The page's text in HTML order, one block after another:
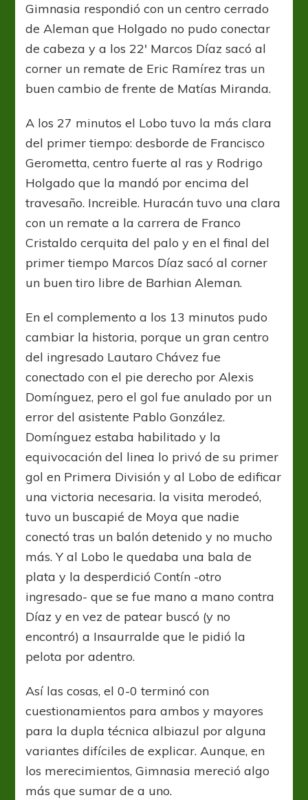
Gimnasia respondió con un centro cerrado
de Aleman que Holgado no pudo conectar
de cabeza y a los 22′ Marcos Díaz sacó al
corner un remate de Eric Ramírez tras un
buen cambio de frente de Matías Miranda.
A los 27 minutos el Lobo tuvo la más clara
del primer tiempo: desborde de Francisco
Gerometta, centro fuerte al ras y Rodrigo
Holgado que la mandó por encima del
travesaño. Increible. Huracán tuvo una clara
con un remate a la carrera de Franco
Cristaldo cerquita del palo y en el final del
primer tiempo Marcos Díaz sacó al corner
un buen tiro libre de Barhian Aleman.
En el complemento a los 13 minutos pudo
cambiar la historia, porque un gran centro
del ingresado Lautaro Chávez fue
conectado con el pie derecho por Alexis
Domínguez, pero el gol fue anulado por un
error del asistente Pablo González.
Domínguez estaba habilitado y la
equivocación del linea lo privó de su primer
gol en Primera División y al Lobo de edificar
una victoria necesaria. la visita merodeó,
tuvo un buscapié de Moya que nadie
conectó tras un balón detenido y no mucho
más. Y al Lobo le quedaba una bala de
plata y la desperdició Contín -otro
ingresado- que se fue mano a mano contra
Díaz y en vez de patear buscó (y no
encontró) a Insaurralde que le pidió la
pelota por adentro.
Así las cosas, el 0-0 terminó con
cuestionamientos para ambos y mayores
para la dupla técnica albiazul por alguna
variantes difíciles de explicar. Aunque, en
los merecimientos, Gimnasia mereció algo
más que sumar de a uno.